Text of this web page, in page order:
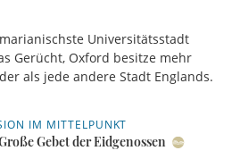
Universitätsstadt
Gerücht, Oxford besitze mehr
als jede andere Stadt Englands.
IM MITTELPUNKT
Gebet der Eidgenossen